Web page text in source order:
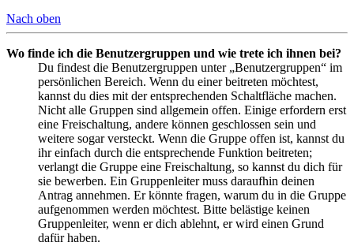
Nach oben
Wo finde ich die Benutzergruppen und wie trete ich ihnen bei?
Du findest die Benutzergruppen unter „Benutzergruppen“ im
persönlichen Bereich. Wenn du einer beitreten möchtest,
kannst du dies mit der entsprechenden Schaltfläche machen.
Nicht alle Gruppen sind allgemein offen. Einige erfordern erst
eine Freischaltung, andere können geschlossen sein und
weitere sogar versteckt. Wenn die Gruppe offen ist, kannst du
ihr einfach durch die entsprechende Funktion beitreten;
verlangt die Gruppe eine Freischaltung, so kannst du dich für
sie bewerben. Ein Gruppenleiter muss daraufhin deinen
Antrag annehmen. Er könnte fragen, warum du in die Gruppe
aufgenommen werden möchtest. Bitte belästige keinen
Gruppenleiter, wenn er dich ablehnt, er wird einen Grund
dafür haben.